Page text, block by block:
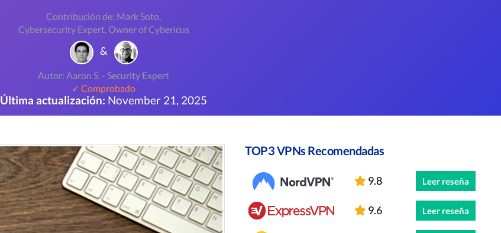
Contribución de: Mark Soto,
Cybersecurity Expert, Owner of Cybericus
&
Autor: Aaron S. - Security Expert
✓ Comprobado
Última actualización: November 21, 2025
TOP3 VPNs Recomendadas
9.8 Leer reseña
9.6 Leer reseña